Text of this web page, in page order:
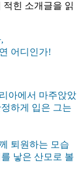
힌 소개글을 읽
어디인가!
아에서 마주앉았
하게 입은 그는
퇴원하는 모습
낳은 산모로 볼